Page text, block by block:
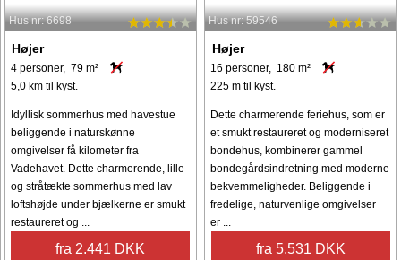
Hus nr: 6698
Højer
4 personer, 79 m²
5,0 km til kyst.
Idyllisk sommerhus med havestue
beliggende i naturskønne
omgivelser få kilometer fra
Vadehavet. Dette charmerende, lille
og stråtækte sommerhus med lav
loftshøjde under bjælkerne er smukt
restaureret og ...
fra 2.441 DKK
Hus nr: 59546
Højer
16 personer, 180 m²
225 m til kyst.
Dette charmerende feriehus, som er
et smukt restaureret og moderniseret
bondehus, kombinerer gammel
bondegårdsindretning med moderne
bekvemmeligheder. Beliggende i
fredelige, naturvenlige omgivelser
er ...
fra 5.531 DKK